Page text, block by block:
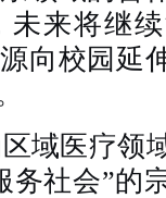
未来将继
向校园延
域医疗领
务社会”的